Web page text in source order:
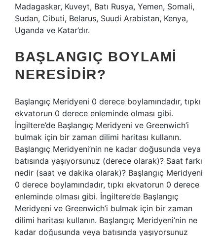
Madagaskar, Kuveyt, Batı Rusya, Yemen, Somali,
Sudan, Cibuti, Belarus, Suudi Arabistan, Kenya,
Uganda ve Katar’dır.
BAŞLANGIÇ BOYLAMI
NERESIDIR?
Başlangıç ​​Meridyeni 0 derece boylamındadır, tıpkı
ekvatorun 0 derece enleminde olması gibi.
İngiltere’de Başlangıç ​​Meridyeni ve Greenwich’i
bulmak için bir zaman dilimi haritası kullanın.
Başlangıç ​​Meridyeni’nin ne kadar doğusunda veya
batısında yaşıyorsunuz (derece olarak)? Saat farkı
nedir (saat ve dakika olarak)? Başlangıç ​​Meridyeni
0 derece boylamındadır, tıpkı ekvatorun 0 derece
enleminde olması gibi. İngiltere’de Başlangıç ​​
Meridyeni ve Greenwich’i bulmak için bir zaman
dilimi haritası kullanın. Başlangıç ​​Meridyeni’nin ne
kadar doğusunda veya batısında yaşıyorsunuz